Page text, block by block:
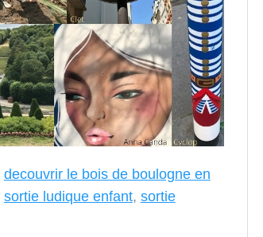
decouvrir le bois de boulogne en
sortie ludique enfant, sortie